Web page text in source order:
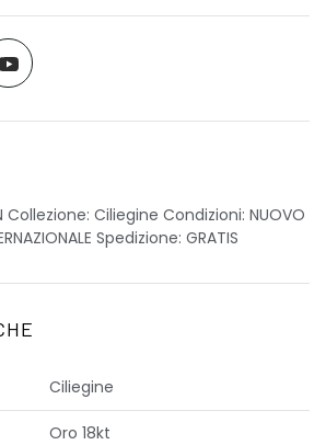
Collezione: Ciliegine Condizioni: NUOVO
Spedizione: GRATIS
Ciliegine
Oro 18kt